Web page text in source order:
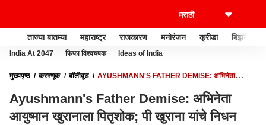
ताज्या बातम्या महाराष्ट्र राजकारण मनोरंजन क्रीडा बिझनेस
India At 2047 फिफा विश्वचषक Ideas of India
मुख्यपृष्ठ करमणूक बॉलीवूड
AYUSHMANN'S FATHER DEMISE: अभिनेता
Ayushmann's Father Demise: अभिनेता
आयुष्मान खुरानाला पितृशोक; पी खुराना यांचे निधन